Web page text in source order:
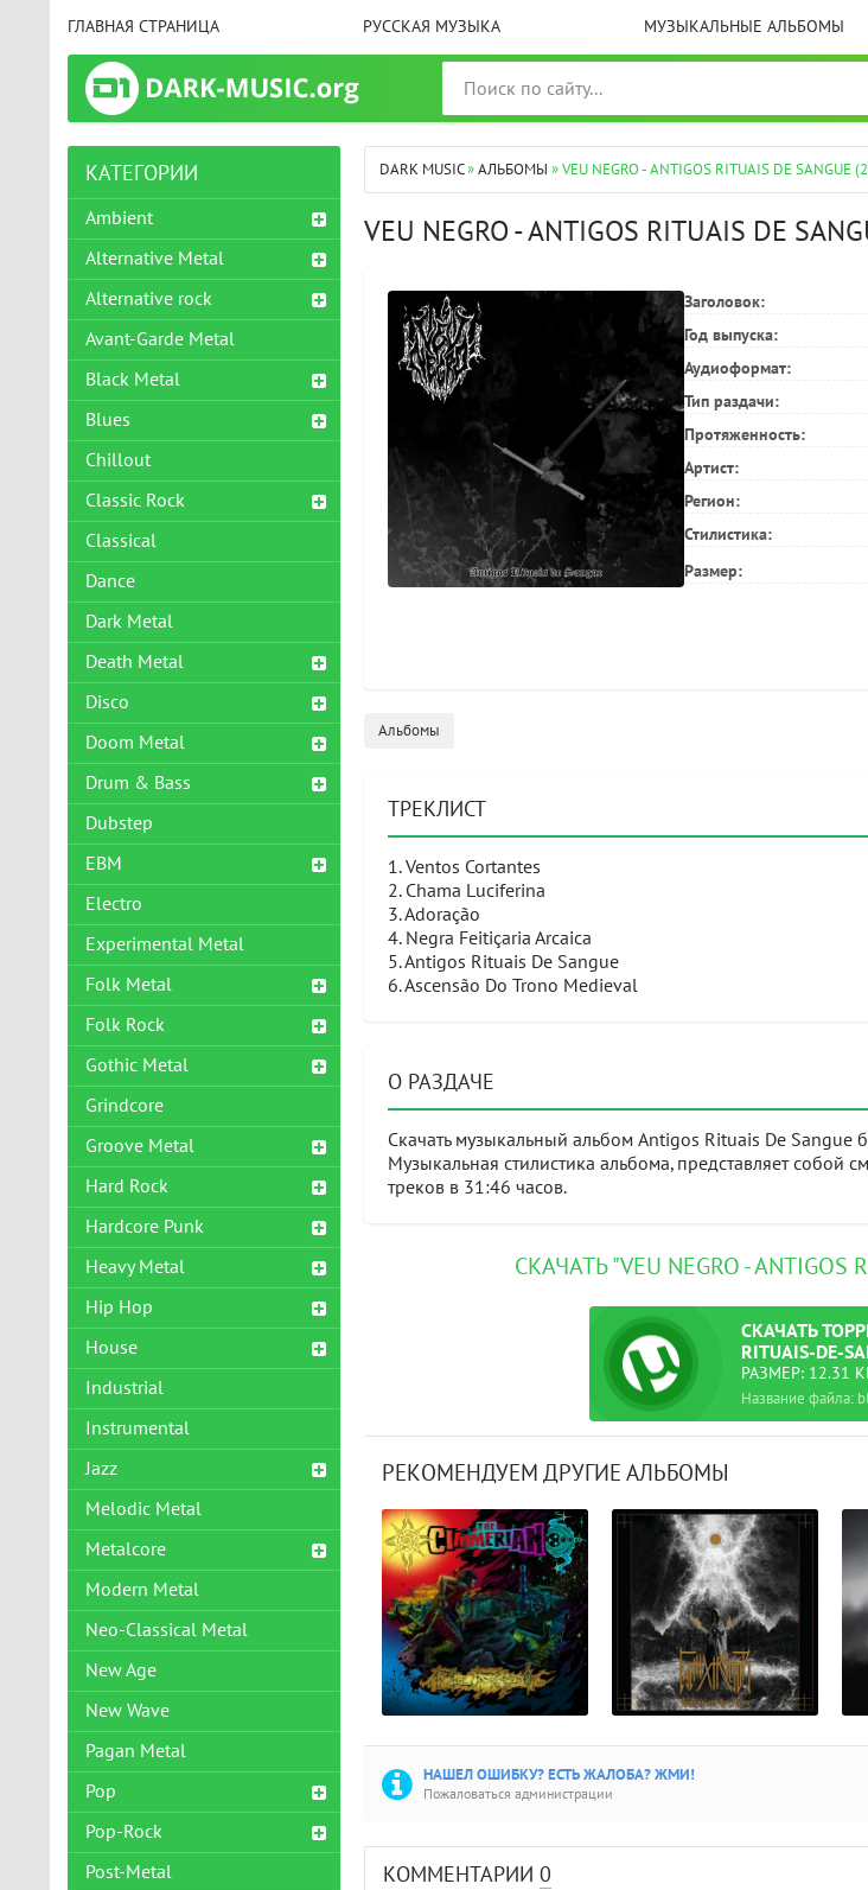
ГЛАВНАЯ СТРАНИЦА РУССКАЯ МУЗЫКА МУЗЫКАЛЬНЫЕ АЛЬБОМЫ
DARK MUSIC»АЛЬБОМЫ » VEU NEGRO - ANTIGOS RITUAIS DE SANGUE
VEU NEGRO - ANTIGOS RITUAIS DE
Заголовок:
Год выпуска:
Аудиоформат:
Тип раздачи:
Протяженность:
Артист:
Регион:
Стилистика:
Размер:
Альбомы
ТРЕКЛИСТ
1. Ventos Cortantes
2. Chama Luciferina
3. Adoração
4. Negra Feitiçaria Arcaica
5. Antigos Rituais De Sangue
6. Ascensão Do Trono Medieval
О РАЗДАЧЕ
Скачать музыкальный альбом Antigos Rituais De
Музыкальная стилистика альбома, представляет собой
треков в 31:46 часов.
СКАЧАТЬ "VEU NEGRO -
СКАЧАТЬ
RITUAIS-DE-
РАЗМЕР: 12.31
РЕКОМЕНДУЕМ ДРУГИЕ АЛЬБОМЫ
НАШЕЛ ОШИБКУ? ЕСТЬ ЖАЛОБА? ЖМИ!
Пожаловаться администрации
КОММЕНТАРИИ 0
КАТЕГОРИИ
Ambient
Alternative Metal
Alternative rock
Avant-Garde Metal
Black Metal
Blues
Chillout
Classic Rock
Classical
Dance
Dark Metal
Death Metal
Disco
Doom Metal
Drum & Bass
Dubstep
EBM
Electro
Experimental Metal
Folk Metal
Folk Rock
Gothic Metal
Grindcore
Groove Metal
Hard Rock
Hardcore Punk
Heavy Metal
Hip Hop
House
Industrial
Instrumental
Jazz
Melodic Metal
Metalcore
Modern Metal
Neo-Classical Metal
New Age
New Wave
Pagan Metal
Pop
Pop-Rock
Post-Metal